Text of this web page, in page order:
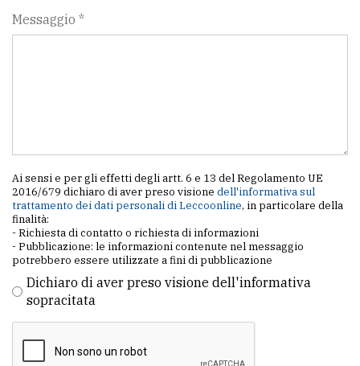
Messaggio *
Ai sensi e per gli effetti degli artt. 6 e 13 del Regolamento UE
2016/679 dichiaro di aver preso visione dell'informativa sul
trattamento dei dati personali di Leccoonline, in particolare della
finalità:
- Richiesta di contatto o richiesta di informazioni
- Pubblicazione: le informazioni contenute nel messaggio
potrebbero essere utilizzate a fini di pubblicazione
Dichiaro di aver preso visione dell'informativa
sopracitata